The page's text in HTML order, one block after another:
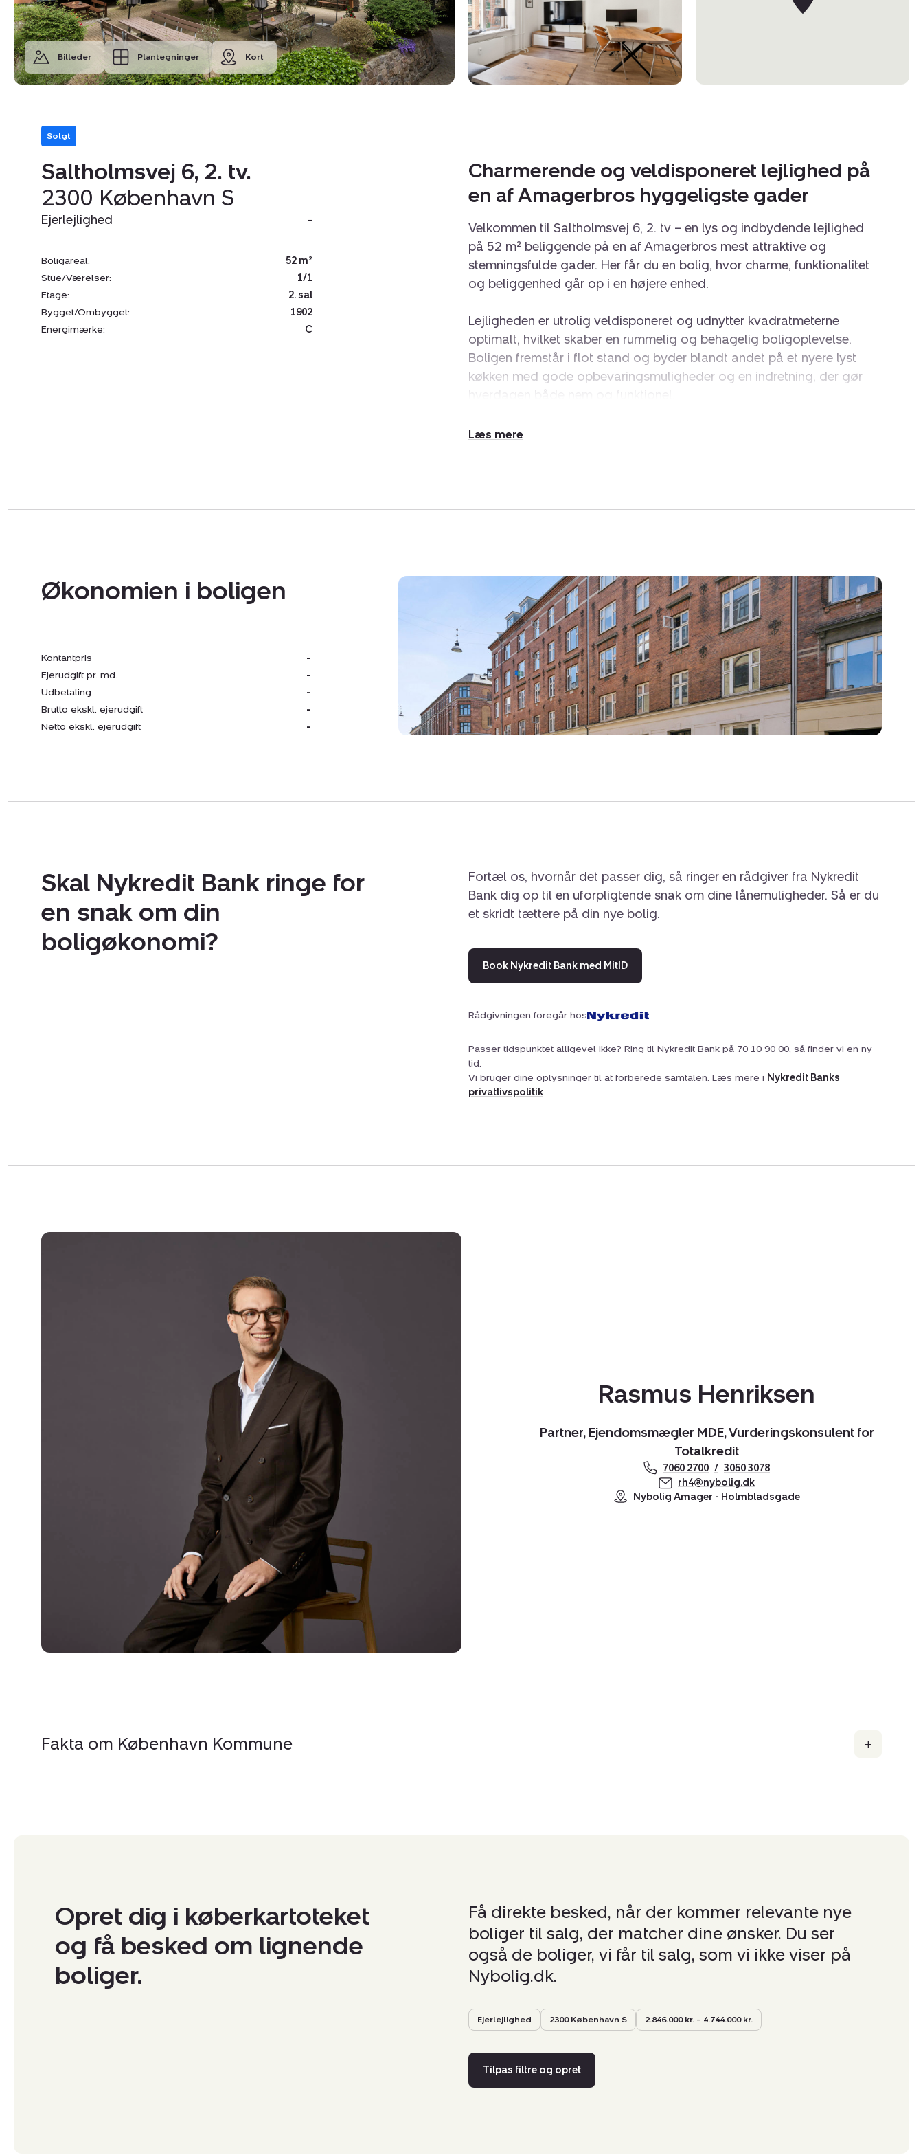
Billeder Plantegninger Kort
Solgt
Saltholmsvej 6, 2. tv.
2300 København S
Ejerlejlighed -
Boligareal:
52 m²
Stue/Værelser:
1/1
Etage:
2. sal
Bygget/Ombygget:
1902
Energimærke:
C
Charmerende og veldisponeret lejlighed på
en af Amagerbros hyggeligste gader
Velkommen til Saltholmsvej 6, 2. tv – en lys og indbydende lejlighed
på 52 m² beliggende på en af Amagerbros mest attraktive og
stemningsfulde gader. Her får du en bolig, hvor charme, funktionalitet
og beliggenhed går op i en højere enhed.
Lejligheden er utrolig veldisponeret og udnytter kvadratmeterne
optimalt, hvilket skaber en rummelig og behagelig boligoplevelse.
Boligen fremstår i flot stand og byder blandt andet på et nyere lyst
køkken med gode opbevaringsmuligheder og en indretning, der gør
De lyse opholdsrum skaber en varm og indbydende atmosfære, mens
Som beboer får du adgang til en stor og hyggelig fællesgård med
Beliggenheden er særdeles eftertragtet med kort afstand til
Amagerbro Metro, indkøb, caféer, specialbutikker og områdets mange
tilbud. Samtidig bor du på en rolig og charmerende gade, der er kendt
for sin hyggelige atmosfære og stærke lokalmiljø.
En skøn lejlighed med en attraktiv beliggenhed, flot stand og adgang
til grønne omgivelser – perfekt til dig, der ønsker at bo centralt med
byens muligheder lige uden for døren.
Økonomien i boligen
Kontantpris
-
Ejerudgift pr. md.
-
Udbetaling
-
Brutto ekskl. ejerudgift
-
Netto ekskl. ejerudgift
-
Skal Nykredit Bank ringe for
en snak om din
boligøkonomi?
Fortæl os, hvornår det passer dig, så ringer en rådgiver fra Nykredit
Bank dig op til en uforpligtende snak om dine lånemuligheder. Så er du
et skridt tættere på din nye bolig.
Book Nykredit Bank med MitID
Rådgivningen foregår hos
Passer tidspunktet alligevel ikke? Ring til Nykredit Bank på 70 10 90 00, så finder vi en ny
tid.
Vi bruger dine oplysninger til at forberede samtalen. Læs mere i Nykredit Banks
privatlivspolitik
Rasmus Henriksen
Partner, Ejendomsmægler MDE, Vurderingskonsulent for
Totalkredit
7060 2700
3050 3078
rh4@nybolig.dk
Nybolig Amager - Holmbladsgade
Fakta om København Kommune
Opret dig i køberkartoteket
og få besked om lignende
boliger.
Få direkte besked, når der kommer relevante nye
boliger til salg, der matcher dine ønsker. Du ser
også de boliger, vi får til salg, som vi ikke viser på
Nybolig.dk.
Ejerlejlighed 2300 København S 2.846.000 kr. – 4.744.000 kr.
Tilpas filtre og opret